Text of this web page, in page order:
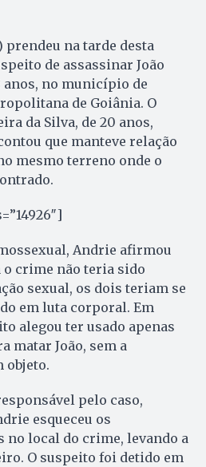
na tarde desta
de assassinar João
anos, no município de
de Goiânia. O
da Silva, de 20 anos,
que manteve relação
mesmo terreno onde o
Andrie afirmou
o crime não teria sido
sexual, os dois teriam se
em luta corporal. Em
alegou ter usado apenas
matar João, sem a
objeto.
pelo caso,
esqueceu os
no local do crime, levando a
O suspeito foi detido em